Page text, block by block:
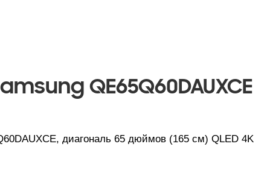
QE65Q60DAUXCE
диагональ 65 дюймов (165 см) QLED 4K